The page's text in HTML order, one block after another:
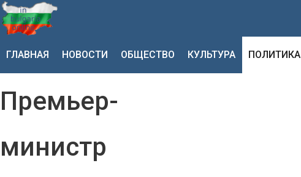
ГЛАВНАЯ НОВОСТИ ОБЩЕСТВО КУЛЬТУРА ПОЛИТИКА
Премьер-
министр